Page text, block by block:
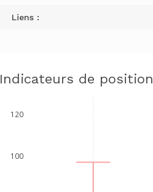
Liens :
Indicateurs de position
100
120